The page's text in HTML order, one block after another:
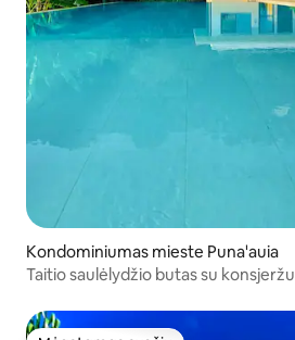
Kondominiumas mieste Puna'auia
Taitio saulėlydžio butas su konsjeržu